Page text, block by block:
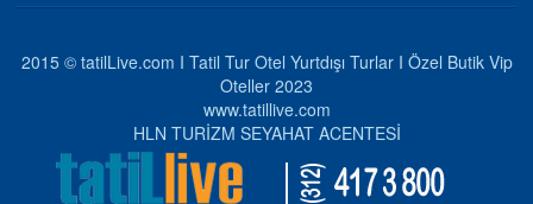
2015 © tatilLive.com I Tatil Tur Otel Yurtdışı Turlar I Özel Butik Vip
Oteller 2023
www.tatillive.com
HLN TURİZM SEYAHAT ACENTESİ